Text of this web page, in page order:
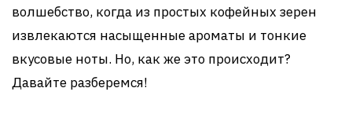
волшебство, когда из простых кофейных зерен
извлекаются насыщенные ароматы и тонкие
вкусовые ноты. Но, как же это происходит?
Давайте разберемся!